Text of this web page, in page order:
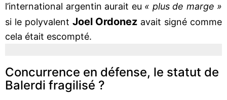
l’international argentin aurait eu « plus de marge »
si le polyvalent Joel Ordonez avait signé comme
cela était escompté.
Concurrence en défense, le statut de
Balerdi fragilisé ?